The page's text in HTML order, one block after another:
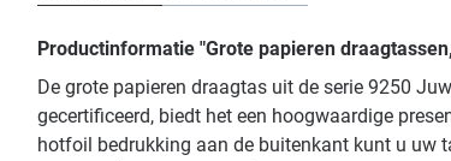
Productinformatie "Grote papieren
De grote papieren draagtas uit de serie 9250
gecertificeerd, biedt het een hoogwaardige
hotfoil bedrukking aan de buitenkant kunt u uw